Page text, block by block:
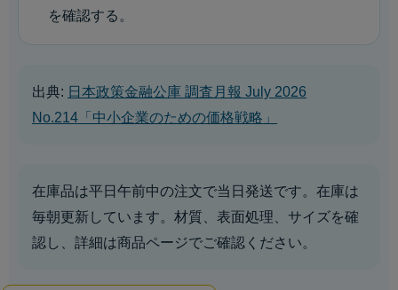
を確認する。
出典: 日本政策金融公庫 調査月報 July 2026
No.214「中小企業のための価格戦略」
在庫品は平日午前中の注文で当日発送です。在庫は
毎朝更新しています。材質、表面処理、サイズを確
認し、詳細は商品ページでご確認ください。